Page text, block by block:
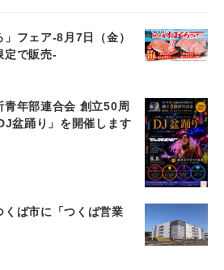
」フェア-8月7日（金）
定で販売-
青年部連合会 創立50周
盆踊り」を開催します
くば市に「つくば営業